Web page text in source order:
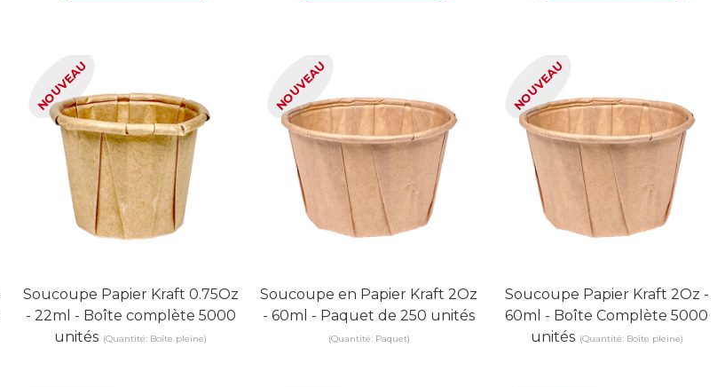
NOUVEAU
Soucoupe Papier Kraft 0.75Oz
- 22ml - Boîte complète 5000
unités (Quantité: Boîte pleine)
NOUVEAU
Soucoupe en Papier Kraft 2Oz
- 60ml - Paquet de 250 unités
(Quantité: Paquet)
NOUVEAU
Soucoupe Papier Kraft 2Oz -
60ml - Boîte Complète 5000
unités (Quantité: Boîte pleine)